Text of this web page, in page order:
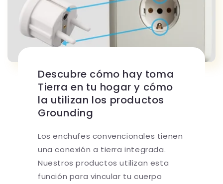
Descubre cómo hay toma
Tierra en tu hogar y cómo
la utilizan los productos
Grounding
Los enchufes convencionales tienen
una conexión a tierra integrada.
Nuestros productos utilizan esta
función para vincular tu cuerpo